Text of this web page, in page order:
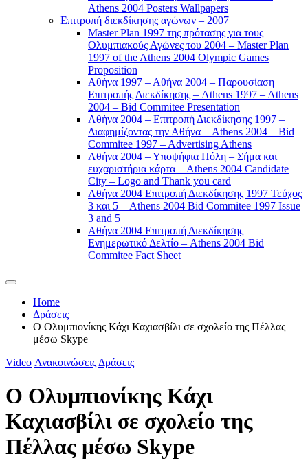
Athens 2004 Posters Wallpapers
Επιτροπή διεκδίκησης αγώνων – 2007
Master Plan 1997 της πρότασης για τους
Ολυμπιακούς Αγώνες του 2004 – Master Plan
1997 of the Athens 2004 Olympic Games
Proposition
Αθήνα 1997 – Αθήνα 2004 – Παρουσίαση
Επιτροπής Διεκδίκησης – Athens 1997 – Athens
2004 – Bid Commitee Presentation
Αθήνα 2004 – Επιτροπή Διεκδίκησης 1997 –
Διαφημίζοντας την Αθήνα – Athens 2004 – Bid
Commitee 1997 – Advertising Athens
Αθήνα 2004 – Υποψήφια Πόλη – Σήμα και
ευχαριστήρια κάρτα – Athens 2004 Candidate
City – Logo and Thank you card
Αθήνα 2004 Επιτροπή Διεκδίκησης 1997 Τεύχος
3 και 5 – Athens 2004 Bid Commitee 1997 Issue
3 and 5
Αθήνα 2004 Επιτροπή Διεκδίκησης
Ενημερωτικό Δελτίο – Athens 2004 Bid
Commitee Fact Sheet
Home
Δράσεις
Ο Ολυμπιονίκης Κάχι Καχιασβίλι σε σχολείο της Πέλλας
μέσω Skype
Video Ανακοινώσεις Δράσεις
Ο Ολυμπιονίκης Κάχι
Καχιασβίλι σε σχολείο της
Πέλλας μέσω Skype